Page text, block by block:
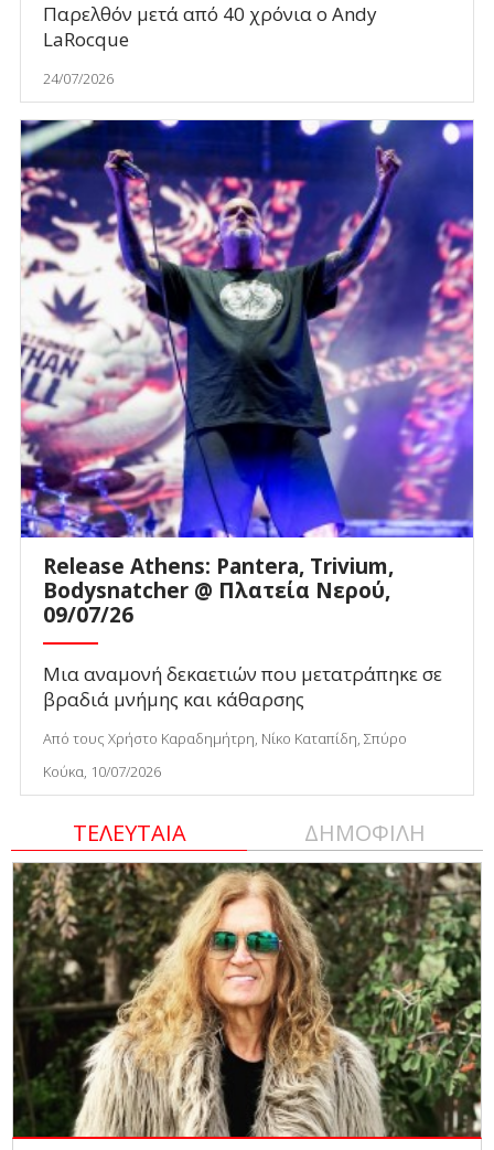
Παρελθόν μετά από 40 χρόνια ο Andy
LaRocque
24/07/2026
Release Athens: Pantera, Trivium,
Bodysnatcher @ Πλατεία Νερού,
09/07/26
Μια αναμονή δεκαετιών που μετατράπηκε σε
βραδιά μνήμης και κάθαρσης
Από τους Χρήστο Καραδημήτρη, Νίκο Καταπίδη, Σπύρο
Κούκα, 10/07/2026
ΤΕΛΕΥΤΑΙΑ ΔΗΜΟΦΙΛΗ